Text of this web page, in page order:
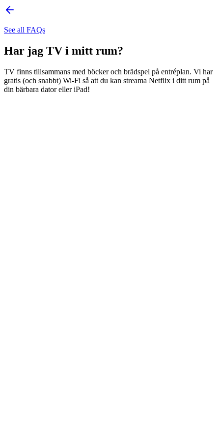
See all FAQs
Har jag TV i mitt rum?
TV finns tillsammans med böcker och brädspel på entréplan. Vi har
gratis (och snabbt) Wi-Fi så att du kan streama Netflix i ditt rum på
din bärbara dator eller iPad!